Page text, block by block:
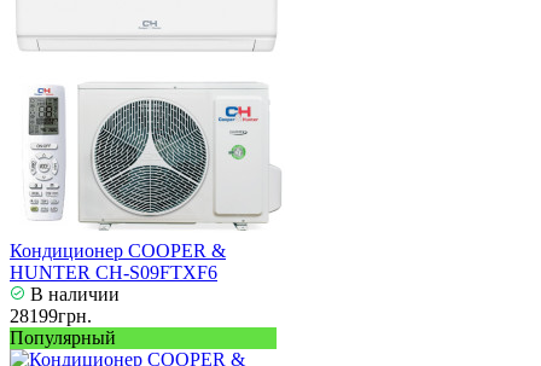
Кондиционер COOPER &
HUNTER CH-S09FTXF6
В наличии
28199грн.
Популярный